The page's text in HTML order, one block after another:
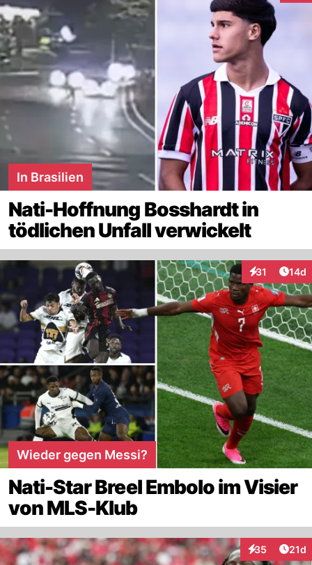
In Brasilien
Nati-Hoffnung Bosshardt in
tödlichen Unfall verwickelt
31
Interaktionen
14d
Wieder gegen Messi?
Nati-Star Breel Embolo im Visier
von MLS-Klub
35
Interaktionen
21d